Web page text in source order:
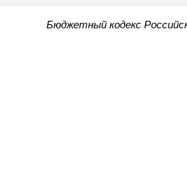
Бюджетный кодекс